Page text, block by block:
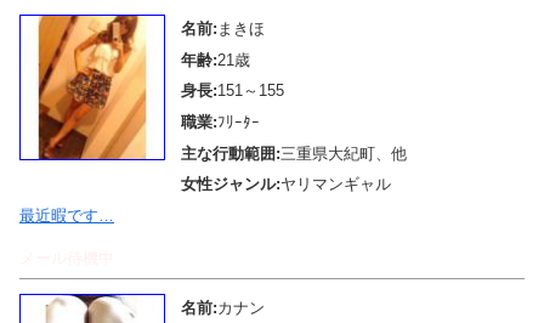
名前: まきほ
年齢:21歳
身長:151～155
職業:ﾌﾘｰﾀｰ
主な行動範囲:三重県大紀町、他
女性ジャンル:ヤリマンギャル
最近暇です…
名前:カナン